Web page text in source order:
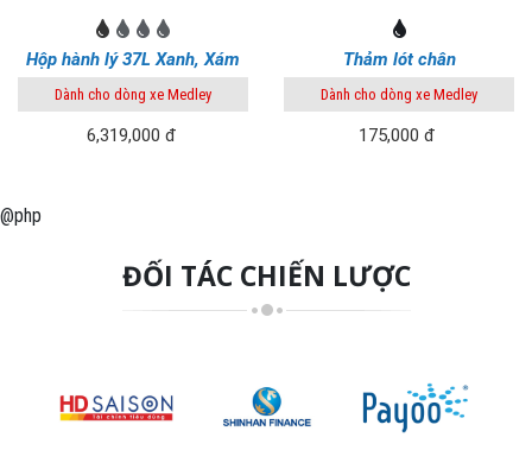
Hộp hành lý 37L Xanh, Xám
Dành cho dòng xe Medley
6,319,000 đ
Thảm lót chân
Dành cho dòng xe Medley
175,000 đ
@php
ĐỐI TÁC CHIẾN LƯỢC